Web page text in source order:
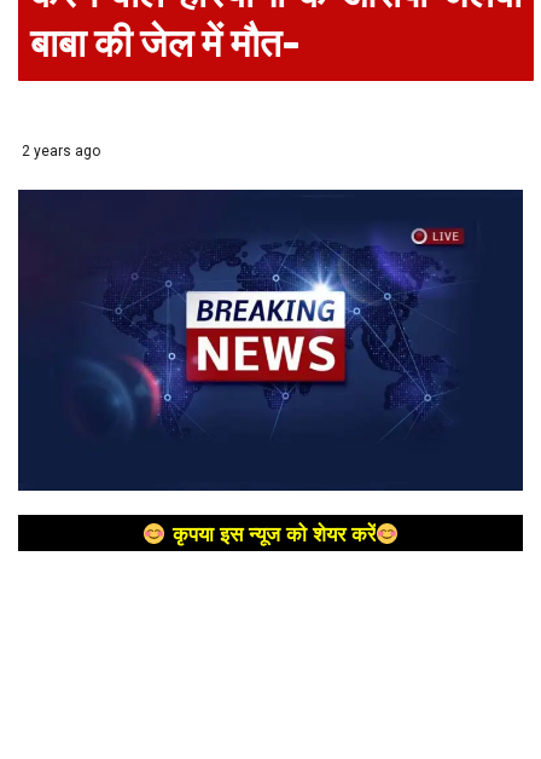
बाबा की जेल में मौत-
2 years ago
कृपया इस न्यूज को शेयर करें